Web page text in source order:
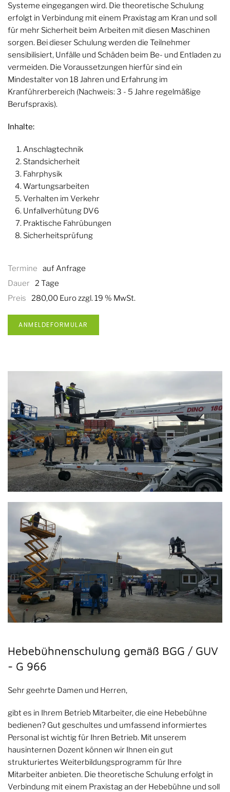
Systeme eingegangen wird. Die theoretische Schulung
erfolgt in Verbindung mit einem Praxistag am Kran und soll
für mehr Sicherheit beim Arbeiten mit diesen Maschinen
sorgen. Bei dieser Schulung werden die Teilnehmer
sensibilisiert, Unfälle und Schäden beim Be- und Entladen zu
vermeiden. Die Voraussetzungen hierfür sind ein
Mindestalter von 18 Jahren und Erfahrung im
Kranführerbereich (Nachweis: 3 - 5 Jahre regelmäßige
Berufspraxis).
Inhalte:
Anschlagtechnik
Standsicherheit
Fahrphysik
Wartungsarbeiten
Verhalten im Verkehr
Unfallverhütung DV6
Praktische Fahrübungen
Sicherheitsprüfung
Termine
auf Anfrage
Dauer
2 Tage
Preis
280,00 Euro zzgl. 19 % MwSt.
ANMELDEFORMULAR
Hebebühnenschulung gemäß BGG / GUV
- G 966
Sehr geehrte Damen und Herren,
gibt es in Ihrem Betrieb Mitarbeiter, die eine Hebebühne
bedienen? Gut geschultes und umfassend informiertes
Personal ist wichtig für Ihren Betrieb. Mit unserem
hausinternen Dozent können wir Ihnen ein gut
strukturiertes Weiterbildungsprogramm für Ihre
Mitarbeiter anbieten. Die theoretische Schulung erfolgt in
Verbindung mit einem Praxistag an der Hebebühne und soll